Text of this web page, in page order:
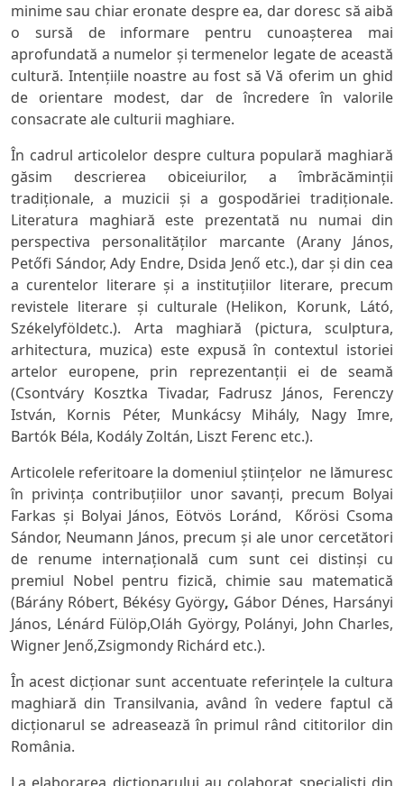
minime sau chiar eronate despre ea, dar doresc să aibă
o sursă de informare pentru cunoaşterea mai
aprofundată a numelor şi termenelor legate de această
cultură. Intenţiile noastre au fost să Vă oferim un ghid
de orientare modest, dar de încredere în valorile
consacrate ale culturii maghiare.
În cadrul articolelor despre cultura populară maghiară
găsim descrierea obiceiurilor, a îmbrăcăminţii
tradiţionale, a muzicii şi a gospodăriei tradiţionale.
Literatura maghiară este prezentată nu numai din
perspectiva personalităţilor marcante (Arany János,
Petőfi Sándor,Ady Endre, Dsida Jenő etc.), dar şi din cea
a curentelor literare şi a instituţiilor literare, precum
revistele literare şi culturale (Helikon, Korunk, Látó,
Székelyföldetc.). Arta maghiară (pictura, sculptura,
arhitectura, muzica) este expusă în contextul istoriei
artelor europene, prin reprezentanţii ei de seamă
(Csontváry Kosztka Tivadar, Fadrusz János, Ferenczy
István, Kornis Péter, Munkácsy Mihály, Nagy Imre,
Bartók Béla, Kodály Zoltán, Liszt Ferenc etc.).
Articolele referitoare la domeniul ştiinţelor ne lămuresc
în privinţa contribuţiilor unor savanţi, precum Bolyai
Farkas şi Bolyai János, Eötvös Loránd, Kőrösi Csoma
Sándor, Neumann János, precum şi ale unor cercetători
de renume internaţională cum sunt cei distinşi cu
premiul Nobel pentru fizică, chimie sau matematică
(Bárány Róbert, Békésy György, Gábor Dénes, Harsányi
János, Lénárd Fülöp,Oláh György, Polányi, John Charles,
Wigner Jenő,Zsigmondy Richárd etc.).
În acest dicţionar sunt accentuate referinţele la cultura
maghiară din Transilvania, având în vedere faptul că
dicţionarul se adreasează în primul rând cititorilor din
România.